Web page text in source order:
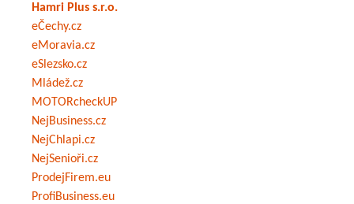
Hamri Plus s.r.o.
eČechy.cz
eMoravia.cz
eSlezsko.cz
Mládež.cz
MOTORcheckUP
NejBusiness.cz
NejChlapi.cz
NejSenioři.cz
ProdejFirem.eu
ProfiBusiness.eu